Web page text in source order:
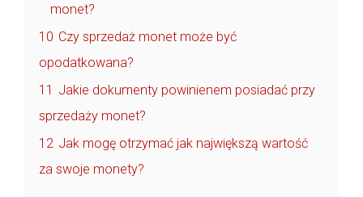
monet?
10 Czy sprzedaż monet może być
opodatkowana?
11 Jakie dokumenty powinienem posiadać przy
sprzedaży monet?
12 Jak mogę otrzymać jak największą wartość
za swoje monety?